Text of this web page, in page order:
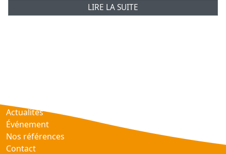
LIRE LA SUITE
Actualités
Événement
Nos références
Contact